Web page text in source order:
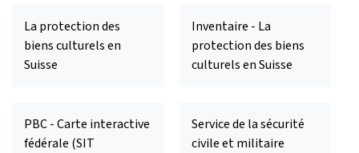
La protection des
biens culturels en
Suisse
Inventaire - La
protection des biens
culturels en Suisse
PBC - Carte interactive
fédérale (SIT
Service de la sécurité
civile et militaire